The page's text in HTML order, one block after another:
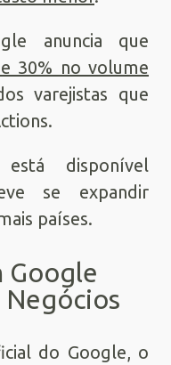
anuncia que
30% no volume
varejistas que
disponível
se expandir
países.
Google
Negócios
do Google, o